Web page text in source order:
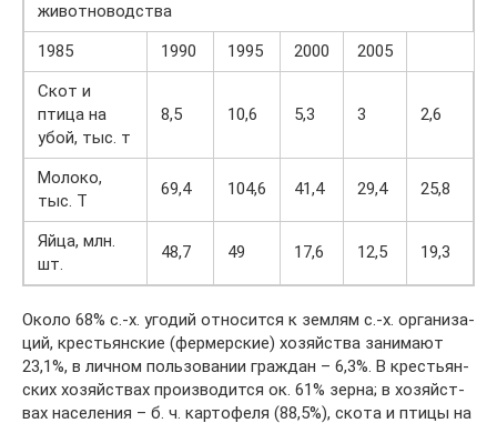
животноводства
1985
1990 1995 2000
2005
Скот и
птица на
убой, тыс. т
8,5 10,6 5,3 3 2,6
Молоко,
тыс. T
69,4 104,6 41,4 29,4 25,8
Яйца, млн.
шт.
48,7 49 17,6 12,5 19,3
Около 68% с.-х. уго­дий от­но­сит­ся к зем­лям с.-х. ор­га­ни­за­
ций, кре­сть­ян­ские (фер­мер­ские) хо­зяй­ст­ва за­ни­ма­ют
23,1%, в лич­ном поль­зо­ва­нии гра­ж­дан – 6,3%. В кре­сть­ян­
ских хо­зяй­ст­вах про­из­во­дит­ся ок. 61% зер­на; в хо­зяй­ст­
вах на­се­ле­ния – б. ч. кар­то­фе­ля (88,5%), ско­та и пти­цы на